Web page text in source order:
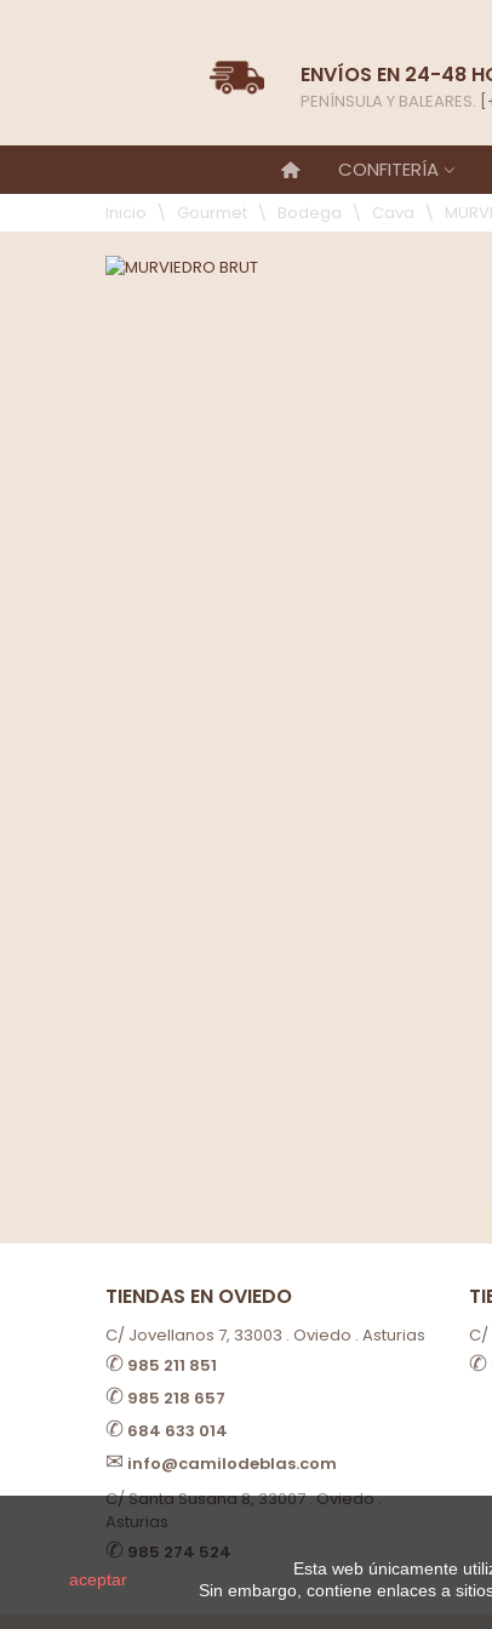
ENVÍOS EN 24-48
PENÍNSULA Y BALEARES.
CONFITERÍA
Inicio \ Gourmet \ Bodega \ Cava \
aceptar
Esta web únicamente
Sin embargo, contiene enlaces a
TIENDAS EN OVIEDO
C/ Jovellanos 7, 33003 . Oviedo . Asturias
✆ 985 211 851
✆ 985 218 657
✆ 684 633 014
✉ info@camilodeblas.com
C/ Santa Susana 8, 33007 . Oviedo .
Asturias
✆ 985 274 524
C/
✆